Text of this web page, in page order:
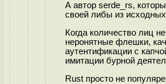
А автор serde_rs,
своей либы из
Когда количество лиц
неронятные флешки,
аутентификации с
имитации бурной
Rust просто не